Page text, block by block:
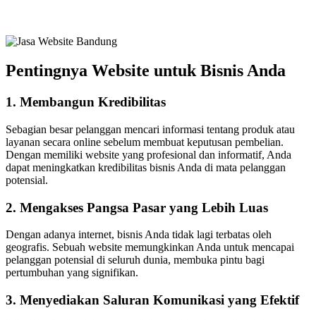
Pentingnya Website untuk Bisnis Anda
1. Membangun Kredibilitas
Sebagian besar pelanggan mencari informasi tentang produk atau
layanan secara online sebelum membuat keputusan pembelian.
Dengan memiliki website yang profesional dan informatif, Anda
dapat meningkatkan kredibilitas bisnis Anda di mata pelanggan
potensial.
2. Mengakses Pangsa Pasar yang Lebih Luas
Dengan adanya internet, bisnis Anda tidak lagi terbatas oleh
geografis. Sebuah website memungkinkan Anda untuk mencapai
pelanggan potensial di seluruh dunia, membuka pintu bagi
pertumbuhan yang signifikan.
3. Menyediakan Saluran Komunikasi yang Efektif